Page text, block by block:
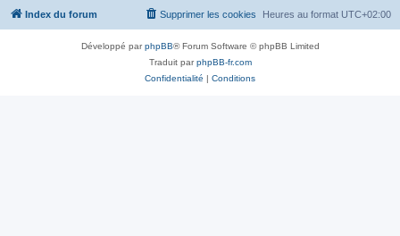
Index du forum Heures au format UTC+02:00
Supprimer les cookies
Développé parphpBB® Forum Software © phpBB Limited
Traduit parphpBB-fr.com
Confidentialité | Conditions